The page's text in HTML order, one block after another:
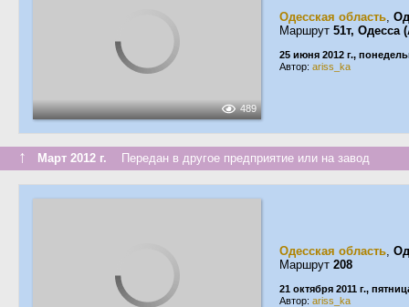
489
Одесская область,
Маршрут 51т,
25 июня 2012 г.,
Автор: ariss_ka
↑ Март 2012 г. Передан в другое предприятие или на завод
Одесская область,
Маршрут 208
21 октября 2011 г.,
Автор: ariss_ka